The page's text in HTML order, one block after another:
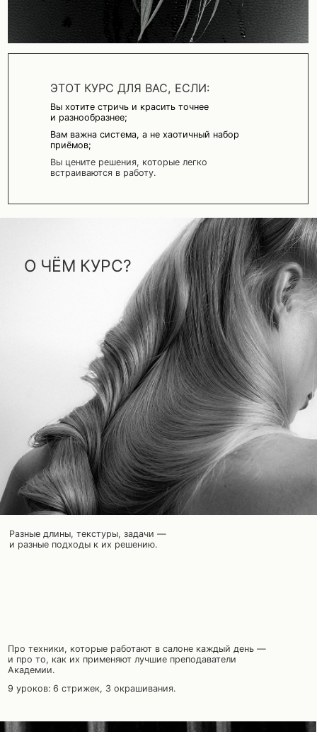
Вам важна система, а не хаотичный набор
приёмов;
Вы цените решения, которые легко
встраиваются в работу.
О ЧЁМ КУРС?
Разные длины, текстуры, задачи —
и разные подходы к их решению.
Про техники, которые работают в салоне каждый день —
и про то, как их применяют лучшие преподаватели
Академии.
9 уроков: 6 стрижек, 3 окрашивания.
ФОРМАТ ОБУЧЕНИЯ
или компьютера